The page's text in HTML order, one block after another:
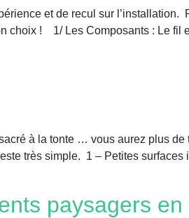
et de recul sur l’installation.
choix ! 1/ Les Composants : Le fil
à la tonte … vous aurez plus de
très simple. 1 – Petites
paysagers en